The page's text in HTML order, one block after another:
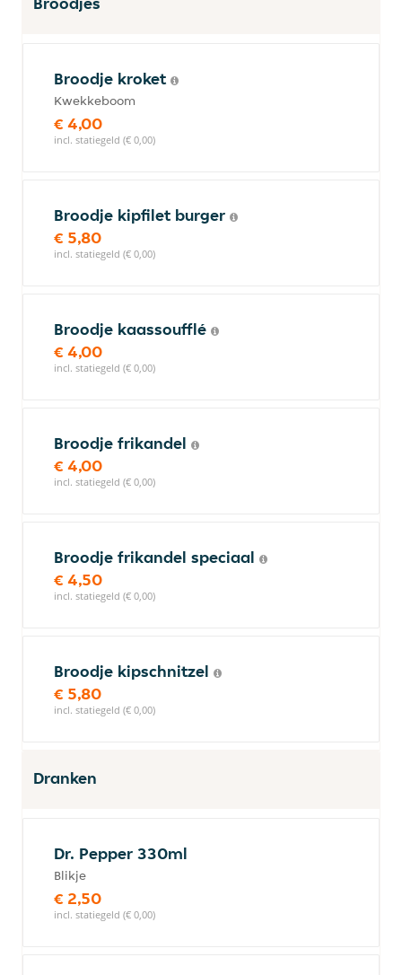
Broodje kroket
Kwekkeboom
€ 4,00
incl. statiegeld (€ 0,00)
Broodje kipfilet burger
€ 5,80
incl. statiegeld (€ 0,00)
Broodje kaassoufflé
€ 4,00
incl. statiegeld (€ 0,00)
Broodje frikandel
€ 4,00
incl. statiegeld (€ 0,00)
Broodje frikandel speciaal
€ 4,50
incl. statiegeld (€ 0,00)
Broodje kipschnitzel
€ 5,80
incl. statiegeld (€ 0,00)
Dranken
Dr. Pepper 330ml
Blikje
€ 2,50
incl. statiegeld (€ 0,00)